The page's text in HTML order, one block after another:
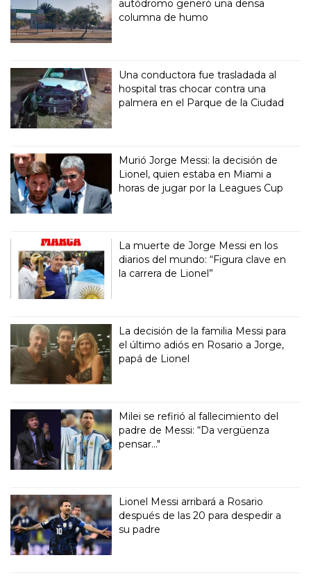
autódromo generó una densa
columna de humo
Una conductora fue trasladada al
hospital tras chocar contra una
palmera en el Parque de la Ciudad
Murió Jorge Messi: la decisión de
Lionel, quien estaba en Miami a
horas de jugar por la Leagues Cup
La muerte de Jorge Messi en los
diarios del mundo: “Figura clave en
la carrera de Lionel”
La decisión de la familia Messi para
el último adiós en Rosario a Jorge,
papá de Lionel
Milei se refirió al fallecimiento del
padre de Messi: “Da vergüenza
pensar..."
Lionel Messi arribará a Rosario
después de las 20 para despedir a
su padre